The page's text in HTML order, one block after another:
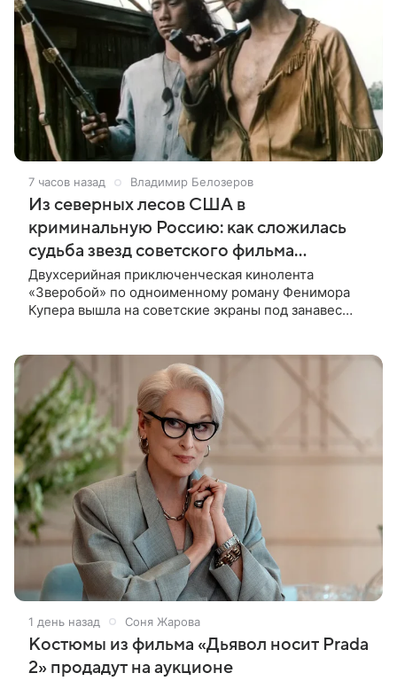
7 часов назад Владимир Белозеров
Из северных лесов США в
криминальную Россию: как сложилась
судьба звезд советского фильма
«Зверобой»
Двухсерийная приключенческая кинолента
«Зверобой» по одноименному роману Фенимора
Купера вышла на советские экраны под занавес
1 день назад Соня Жарова
Костюмы из фильма «Дьявол носит Prada
2» продадут на аукционе